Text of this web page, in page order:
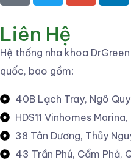
Liên Hệ
Hệ thống nha khoa
quốc, bao gồm:
40B Lạch Tray, Ngô
HDS11 Vinhomes
38 Tân Dương, Thủy
43 Trần Phú, Cẩm Phả,